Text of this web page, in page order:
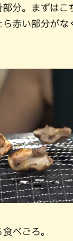
部分。まずはこ
ら赤い部分がな
べごろ。